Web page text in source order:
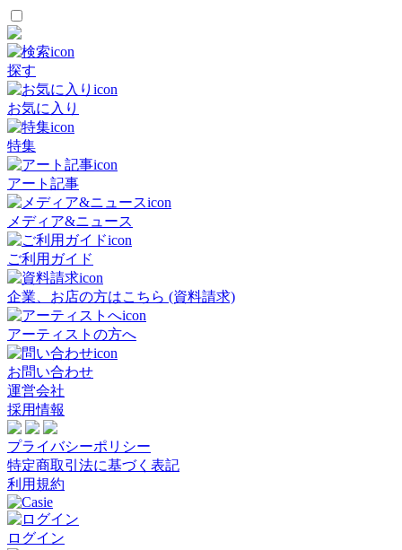
探す
お気に入り
特集
アート記事
メディア&ニュース
ご利用ガイド
企業、お店の方はこちら (資料請求)
アーティストの方へ
お問い合わせ
運営会社
採用情報
プライバシーポリシー
特定商取引法に基づく表記
利用規約
ログイン